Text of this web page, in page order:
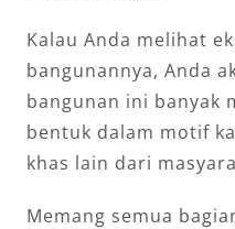
Kalau Anda melihat
bangunannya, Anda
bangunan ini banyak
bentuk dalam motif
khas lain dari
Memang semua